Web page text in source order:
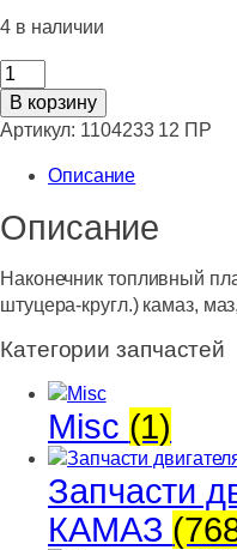
4 в наличии
Количество
товара
Наконечник
пласт.
ПРЯМОЙ
штуцера-
кругл.)
маз,
ман
В корзину
Артикул: 1104233 12 ПР
Описание
Описание
Наконечник топливный
штуцера-кругл.) камаз,
Категории запчастей
Misc (1)
Запчасти
КАМАЗ